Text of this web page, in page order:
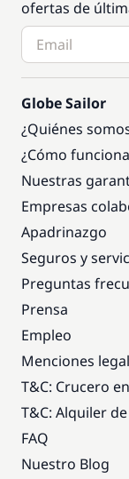
ofertas de
Globe Sailor
¿Quiénes
¿Cómo
Nuestras
Empresas
Apadrinazgo
Seguros y
Preguntas
Prensa
Empleo
Menciones
T&C: Crucero
T&C: Alquiler
FAQ
Nuestro Blog